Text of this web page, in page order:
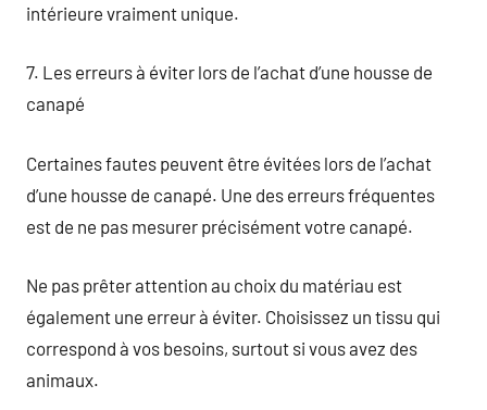
intérieure vraiment unique.
7. Les erreurs à éviter lors de l’achat d’une housse de
canapé
Certaines fautes peuvent être évitées lors de l’achat
d’une housse de canapé. Une des erreurs fréquentes
est de ne pas mesurer précisément votre canapé.
Ne pas prêter attention au choix du matériau est
également une erreur à éviter. Choisissez un tissu qui
correspond à vos besoins, surtout si vous avez des
animaux.